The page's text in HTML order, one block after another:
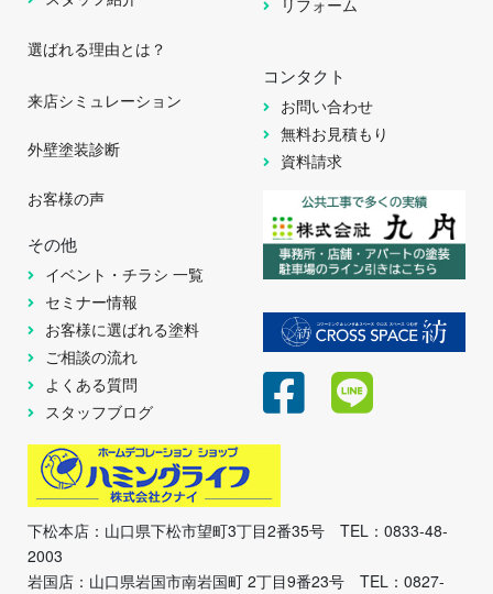
選ばれる理由とは？
来店シミュレーション
外壁塗装診断
お客様の声
その他
イベント・チラシ 一覧
セミナー情報
お客様に選ばれる塗料
ご相談の流れ
よくある質問
スタッフブログ
コンタクト
お問い合わせ
無料お見積もり
資料請求
下松本店：山口県下松市望町3丁目2番35号 TEL：0833-48-
2003
岩国店：山口県岩国市南岩国町 2丁目9番23号 TEL：0827-